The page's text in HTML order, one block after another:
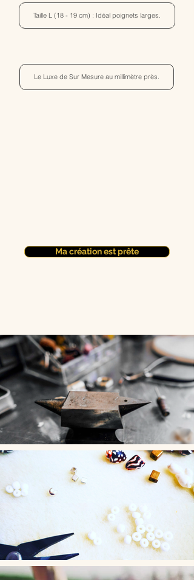
Taille L (18 - 19 cm) : Idéal poignets larges.
Le Luxe de Sur Mesure au millimètre près.
Ma création est prête